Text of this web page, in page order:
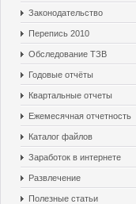
Законодательство
Перепись 2010
Обследование ТЗВ
Годовые отчёты
Квартальные отчеты
Ежемесячная отчетность
Каталог файлов
Заработок в интернете
Развлечение
Полезные статьи